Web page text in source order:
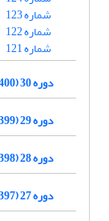
شماره 123
شماره 122
شماره 121
دوره 30 (1400)
دوره 29 (1399)
دوره 28 (1398)
دوره 27 (1397)